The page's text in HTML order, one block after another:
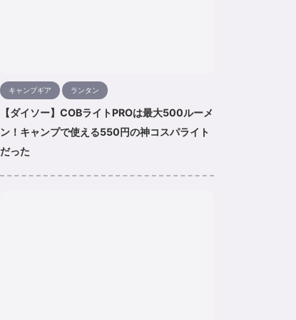
キャンプギア ランタン
【ダイソー】COBライトPROは最大500ルーメ
ン！キャンプで使える550円の神コスパライト
だった